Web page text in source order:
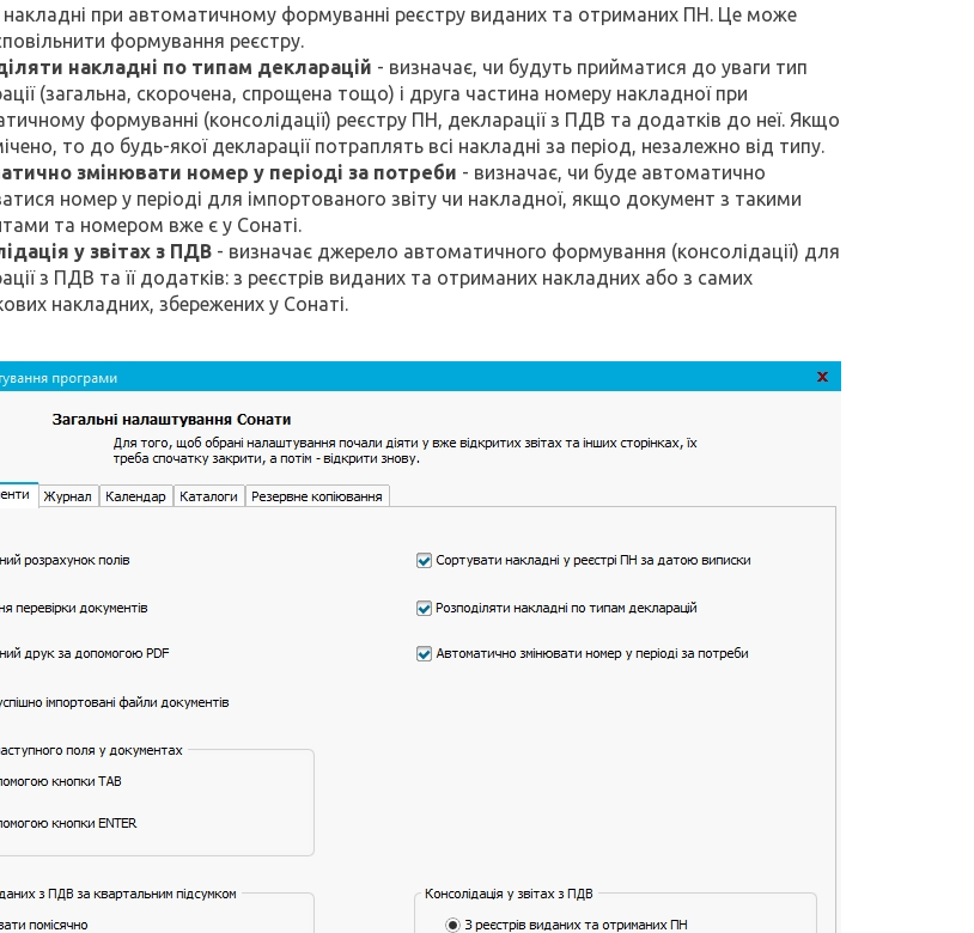
при автоматичному формуванні реєстру виданих та отриманих ПН. Це може
формування реєстру.
накладні по типам декларацій - визначає, чи будуть прийматися до уваги тип
(загальна, скорочена, спрощена тощо) і друга частина номеру накладної при
формуванні (консолідації) реєстру ПН, декларації з ПДВ та додатків до неї. Якщо
то до будь-якої декларації потраплять всі накладні за період, незалежно від типу.
змінювати номер у періоді за потреби - визначає, чи буде автоматично
номер у періоді для імпортованого звіту чи накладної, якщо документ з такими
та номером вже є у Сонаті.
у звітах з ПДВ- визначає джерело автоматичного формування (консолідації) для
з ПДВ та її додатків: з реєстрів виданих та отриманих накладних або з самих
накладних, збережених у Сонаті.